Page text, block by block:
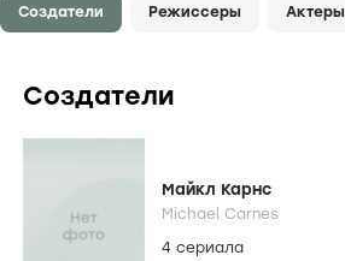
Создатели Режиссеры Актеры
Создатели
Майкл Карнс
Michael Carnes
4 сериала